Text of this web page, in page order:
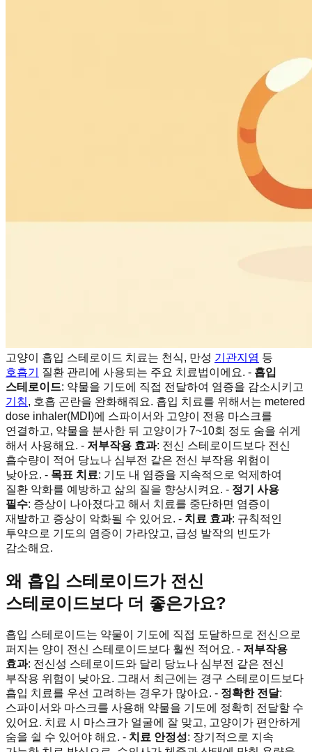
고양이 흡입 스테로이드 치료는 천식, 만성 기관지염 등
호흡기
질환 관리에 사용되는 주요 치료법이에요. - 흡입
스테로이드: 약물을 기도에 직접 전달하여 염증을 감소시키고
기침, 호흡 곤란을 완화해줘요. 흡입 치료를 위해서는 metered
dose inhaler(MDI)에 스파이서와 고양이 전용 마스크를
연결하고, 약물을 분사한 뒤 고양이가 7~10회 정도 숨을 쉬게
해서 사용해요. - 저부작용 효과: 전신 스테로이드보다 전신
흡수량이 적어 당뇨나 심부전 같은 전신 부작용 위험이
낮아요. - 목표 치료: 기도 내 염증을 지속적으로 억제하여
질환 악화를 예방하고 삶의 질을 향상시켜요. - 정기 사용
필수: 증상이 나아졌다고 해서 치료를 중단하면 염증이
재발하고 증상이 악화될 수 있어요. - 치료 효과: 규칙적인
투약으로 기도의 염증이 가라앉고, 급성 발작의 빈도가
감소해요.
왜 흡입 스테로이드가 전신
스테로이드보다 더 좋은가요?
흡입 스테로이드는 약물이 기도에 직접 도달하므로 전신으로
퍼지는 양이 전신 스테로이드보다 훨씬 적어요. - 저부작용
효과: 전신성 스테로이드와 달리 당뇨나 심부전 같은 전신
부작용 위험이 낮아요. 그래서 최근에는 경구 스테로이드보다
흡입 치료를 우선 고려하는 경우가 많아요. - 정확한 전달:
스파이서와 마스크를 사용해 약물을 기도에 정확히 전달할 수
있어요. 치료 시 마스크가 얼굴에 잘 맞고, 고양이가 편안하게
숨을 쉴 수 있어야 해요. - 치료 안정성: 장기적으로 지속